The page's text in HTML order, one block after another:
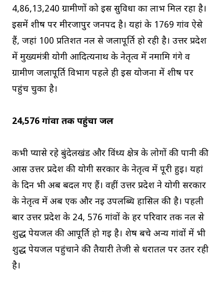
4,86,13,240 ग्रामीणों को इस सुविधा का लाभ मिल रहा है।
इसमें शीर्ष पर मीरजापुर जनपद है। यहां के 1769 गांव ऐसे
हैं, जहां 100 प्रतिशत नल से जलापूर्ति हो रही है। उत्तर प्रदेश
में मुख्यमंत्री योगी आदित्यनाथ के नेतृत्व में नमामि गंगे व
ग्रामीण जलापूर्ति विभाग पहले ही इस योजना में शीर्ष पर
पहुंच चुका है।
24,576 गांवों तक पहुंचा जल
कभी प्यासे रहे बुंदेलखंड और विंध्य क्षेत्र के लोगों की पानी की
आस उत्तर प्रदेश की योगी सरकार के नेतृत्व में पूरी हुई। यहां
के दिन भी अब बदल गए हैं। वहीं उत्तर प्रदेश ने योगी सरकार
के नेतृत्व में अब एक और नई उपलब्धि हासिल की है। पहली
बार उत्तर प्रदेश के 24, 576 गांवों के हर परिवार तक नल से
शुद्ध पेयजल की आपूर्ति हो गई है। शेष बचे अन्य गांवों में भी
शुद्ध पेयजल पहुंचाने की तैयारी तेजी से धरातल पर उतर रही
है।